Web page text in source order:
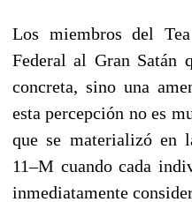
Los miembros del
Federal al Gran Satán
concreta, sino una
esta percepción no es
que se materializó en
11–M cuando cada
inmediatamente